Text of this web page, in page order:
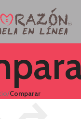
/Comparar